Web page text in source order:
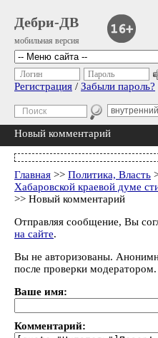
Дебри-ДВ
мобильная версия
Логин Пароль
Регистрация / Забыли пароль?
Новый комментарий
Главная >> Политика, Власть
Хабаровской краевой думе
>> Новый комментарий
Отправляя сообщение, Вы
на сайте.
Вы не авторизованы.
после проверки модератором.
Ваше имя:
Комментарий: